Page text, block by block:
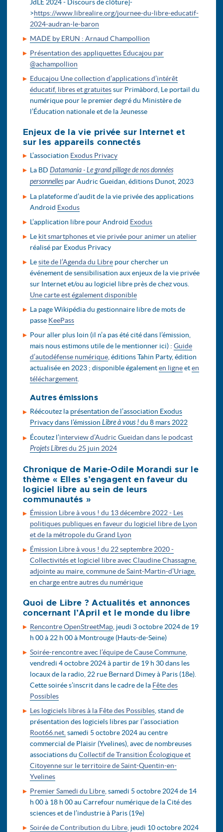
JdLÉ 2024 - Discours de clôture]-
>https://www.librealire.org/journee-du-libre-educatif-
2024-audran-le-baron
MADE by ERUN : Arnaud Champollion
Présentation des appliquettes Educajou par
@achampollion
Educajou Une collection d’applications d’intérêt
éducatif, libres et gratuitessur Primàbord, Le portail du
numérique pour le premier degré du Ministère de
l’Éducation nationale et de la Jeunesse
Enjeux de la vie privée sur Internet et
sur les appareils connectés
L’association Exodus Privacy
La BD Datamania - Le grand pillage de nos données
personnelles par Audric Gueidan, éditions Dunot, 2023
La plateforme d’audit de la vie privée des applications
Android Exodus
L’application libre pour Android Exodus
Le kit smartphones et vie privée pour animer un atelier
réalisé par Exodus Privacy
Lesite de l’Agenda du Libre pour chercher un
événement de sensibilisation aux enjeux de la vie privée
sur Internet et/ou au logiciel libre près de chez vous.
Une carte est également disponible
La page Wikipédia du gestionnaire libre de mots de
passe KeePass
Pour aller plus loin (il n’a pas été cité dans l’émission,
mais nous estimons utile de le mentionner ici) : Guide
d’autodéfense numérique , éditions Tahin Party, édition
actualisée en 2023 ; disponible égalementen ligneeten
téléchargement
Autres émissions
Réécoutez la présentation de l’association Exodus
Privacy dans l’émission Libre à vous !du 8 mars 2022
Écoutez l’interview d’Audric Gueidan dans le podcast
Projets Libresdu 25 juin 2024
Chronique de Marie-Odile Morandi sur le
thème « Elles s’engagent en faveur du
logiciel libre au sein de leurs
communautés »
Émission Libre à vous ! du 13 décembre 2022 - Les
politiques publiques en faveur du logiciel libre de Lyon
et de la métropole du Grand Lyon
Émission Libre à vous ! du 22 septembre 2020 -
Collectivités et logiciel libre avec Claudine Chassagne,
adjointe au maire, commune de Saint-Martin-d’Uriage,
en charge entre autres du numérique
Quoi de Libre ? Actualités et annonces
concernant l’April et le monde du libre
Rencontre OpenStreetMap , jeudi 3 octobre 2024 de 19
h 00 à 22 h 00 à Montrouge (Hauts-de-Seine)
Soirée-rencontre avec l’équipe de Cause Commune
vendredi 4 octobre 2024 à partir de 19 h 30 dans les
locaux de la radio, 22 rue Bernard Dimey à Paris (18e).
Cette soirée s’inscrit dans le cadre de la Fête des
Possibles
Les logiciels libres à la Fête des Possibles , stand de
présentation des logiciels libres par l’association
Root66.net, samedi 5 octobre 2024 au centre
commercial de Plaisir (Yvelines), avec de nombreuses
associations du Collectif de Transition Écologique et
Citoyenne sur le territoire de Saint-Quentin-en-
Yvelines
Premier Samedi du Libre , samedi 5 octobre 2024 de 14
h 00 à 18 h 00 au Carrefour numérique de la Cité des
sciences et de l’industrie à Paris (19e)
Soirée de Contribution du Libre , jeudi 10 octobre 2024